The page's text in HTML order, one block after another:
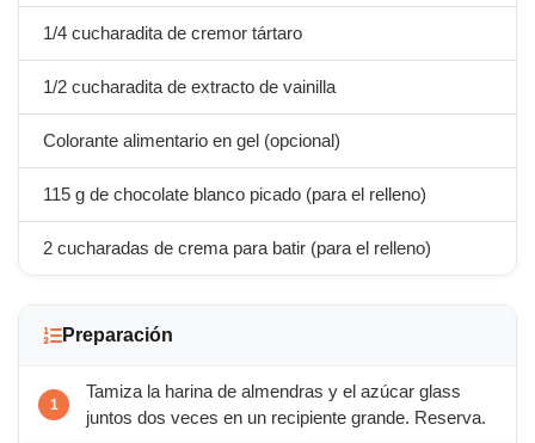
1/4 cucharadita de cremor tártaro
1/2 cucharadita de extracto de vainilla
Colorante alimentario en gel (opcional)
115 g de chocolate blanco picado (para el relleno)
2 cucharadas de crema para batir (para el relleno)
Preparación
Tamiza la harina de almendras y el azúcar glass
juntos dos veces en un recipiente grande. Reserva.